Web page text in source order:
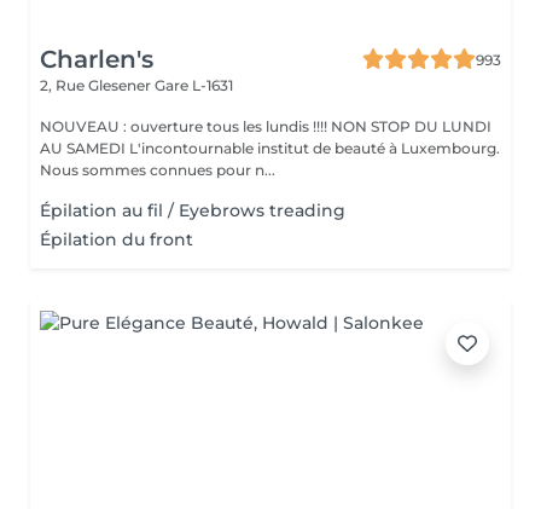
Charlen's
993
2, Rue Glesener Gare L-1631
NOUVEAU : ouverture tous les lundis !!!! NON STOP DU LUNDI
AU SAMEDI L'incontournable institut de beauté à Luxembourg.
Nous sommes connues pour n...
Épilation au fil / Eyebrows treading
Épilation du front